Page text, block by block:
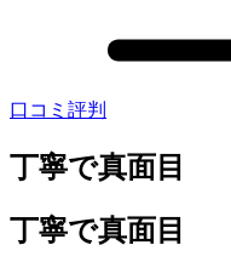
口コミ評判
丁寧で真面目
丁寧で真面目